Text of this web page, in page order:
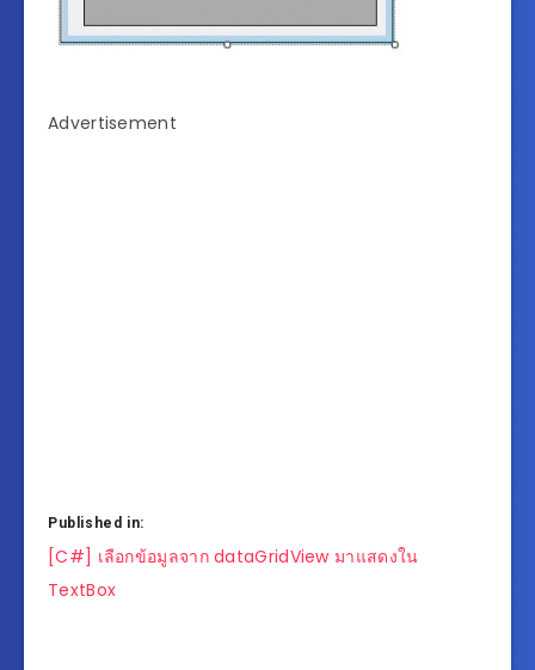
Advertisement
Published in:
แนะแนว
เรื่อง
[C#] เลือกข้อมูลจาก dataGridView มาแสดงใน
TextBox